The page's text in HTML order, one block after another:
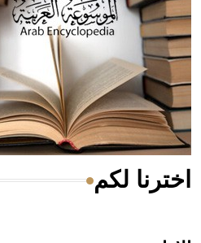
- هل تعلم أن المرجان إفراز
من مادة كربونات الكلسيوم،
أجود أنواعه، ويمتاز بكبر الحجم
هل تعلم أن الأبسيد كلمة فرنسية
اخترنا لكم